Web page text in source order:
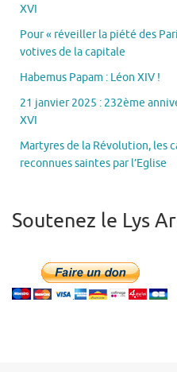
XVI
Pour « réveiller la piété des
votives de la capitale
Habemus Papam : Léon XIV !
21 janvier 2025 : 232ème
XVI
Martyres de la Révolution, les
reconnues saintes par l’Eglise
Soutenez le Lys